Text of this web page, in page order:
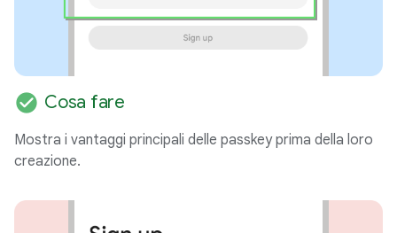
check_circle Cosa fare
Mostra i vantaggi principali delle passkey prima della loro
creazione.